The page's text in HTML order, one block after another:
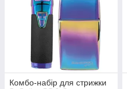
Комбо-набір для стрижки